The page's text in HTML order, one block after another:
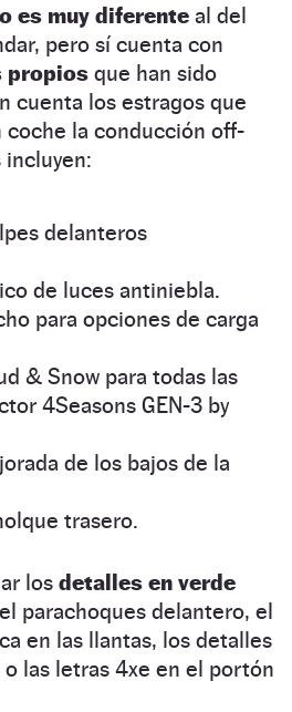
es muy diferente al del
pero sí cuenta con
propios que han sido
cuenta los estragos que
coche la conducción off-
incluyen:
delanteros
de luces antiniebla.
para opciones de carga
& Snow para todas las
4Seasons GEN-3 by
de los bajos de la
trasero.
los detalles en verde
parachoques delantero, el
en las llantas, los detalles
las letras 4xe en el portón